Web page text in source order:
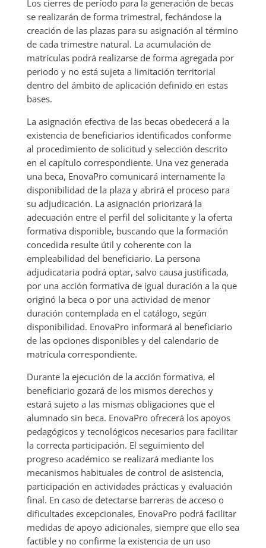
Los cierres de período para la generación de becas
se realizarán de forma trimestral, fechándose la
creación de las plazas para su asignación al término
de cada trimestre natural. La acumulación de
matrículas podrá realizarse de forma agregada por
periodo y no está sujeta a limitación territorial
dentro del ámbito de aplicación definido en estas
bases.
La asignación efectiva de las becas obedecerá a la
existencia de beneficiarios identificados conforme
al procedimiento de solicitud y selección descrito
en el capítulo correspondiente. Una vez generada
una beca, EnovaPro comunicará internamente la
disponibilidad de la plaza y abrirá el proceso para
su adjudicación. La asignación priorizará la
adecuación entre el perfil del solicitante y la oferta
formativa disponible, buscando que la formación
concedida resulte útil y coherente con la
empleabilidad del beneficiario. La persona
adjudicataria podrá optar, salvo causa justificada,
por una acción formativa de igual duración a la que
originó la beca o por una actividad de menor
duración contemplada en el catálogo, según
disponibilidad. EnovaPro informará al beneficiario
de las opciones disponibles y del calendario de
matrícula correspondiente.
Durante la ejecución de la acción formativa, el
beneficiario gozará de los mismos derechos y
estará sujeto a las mismas obligaciones que el
alumnado sin beca. EnovaPro ofrecerá los apoyos
pedagógicos y tecnológicos necesarios para facilitar
la correcta participación. El seguimiento del
progreso académico se realizará mediante los
mecanismos habituales de control de asistencia,
participación en actividades prácticas y evaluación
final. En caso de detectarse barreras de acceso o
dificultades excepcionales, EnovaPro podrá facilitar
medidas de apoyo adicionales, siempre que ello sea
factible y no confirme la existencia de un uso